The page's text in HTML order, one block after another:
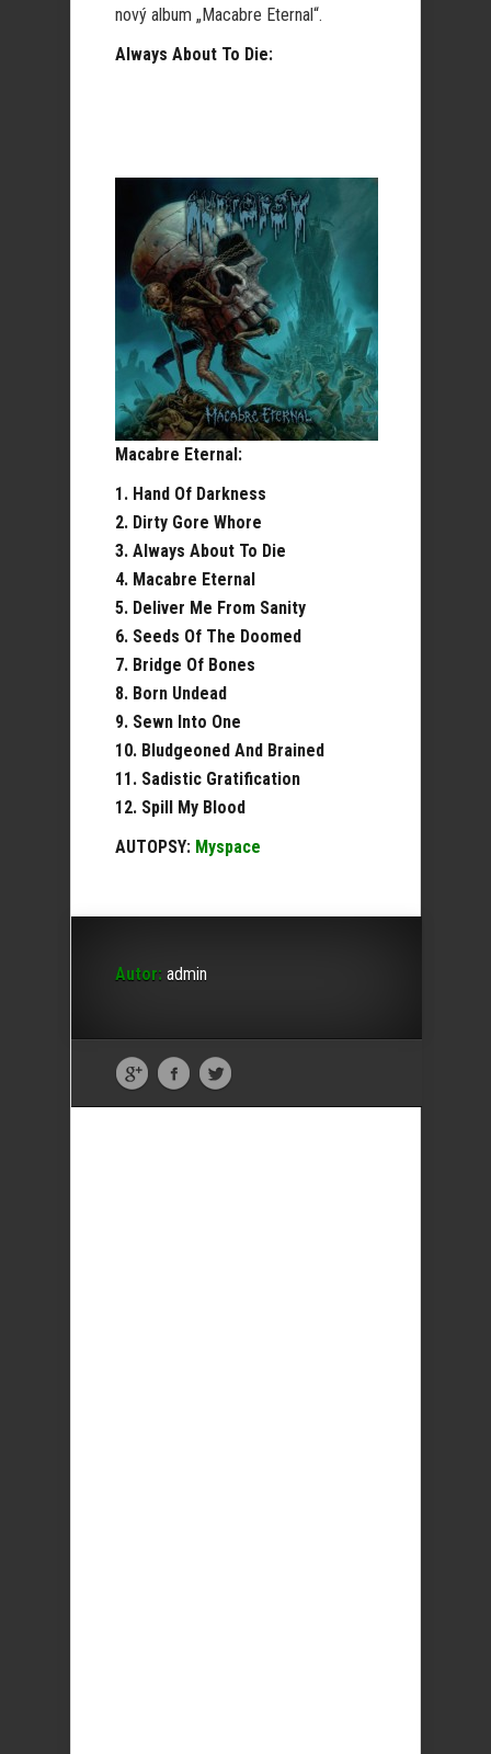
nový album „Macabre Eternal“.
Always About To Die:
Macabre Eternal:
1. Hand Of Darkness
2. Dirty Gore Whore
3. Always About To Die
4. Macabre Eternal
5. Deliver Me From Sanity
6. Seeds Of The Doomed
7. Bridge Of Bones
8. Born Undead
9. Sewn Into One
10. Bludgeoned And Brained
11. Sadistic Gratification
12. Spill My Blood
AUTOPSY: Myspace
Autor: admin